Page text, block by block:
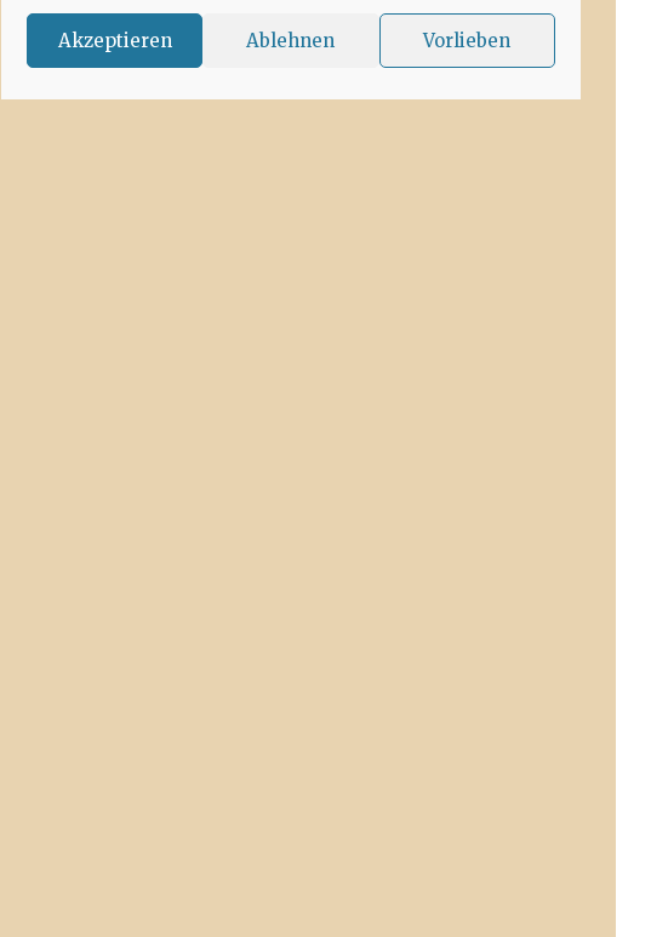
Akzeptieren Ablehnen Vorlieben